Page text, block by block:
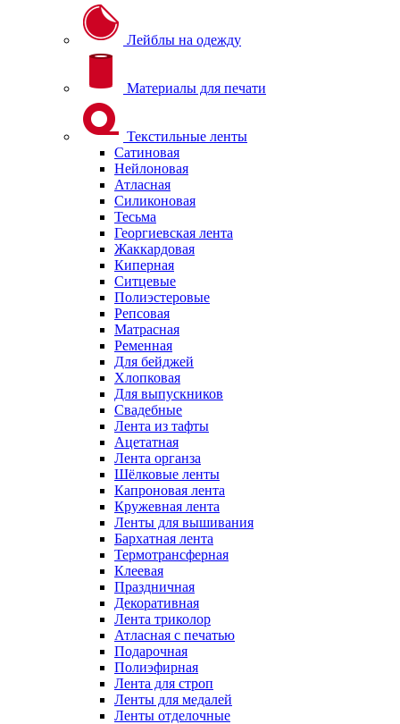
Лейблы на одежду
Материалы для печати
Текстильные ленты
Сатиновая
Нейлоновая
Атласная
Силиконовая
Тесьма
Георгиевская лента
Жаккардовая
Киперная
Ситцевые
Полиэстеровые
Репсовая
Матрасная
Ременная
Для бейджей
Хлопковая
Для выпускников
Свадебные
Лента из тафты
Ацетатная
Лента органза
Шёлковые ленты
Капроновая лента
Кружевная лента
Ленты для вышивания
Бархатная лента
Термотрансферная
Клеевая
Праздничная
Декоративная
Лента триколор
Атласная с печатью
Подарочная
Полиэфирная
Лента для строп
Ленты для медалей
Ленты отделочные